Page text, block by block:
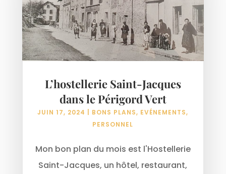
L’hostellerie Saint-Jacques
dans le Périgord Vert
JUIN 17, 2024 BONS PLANS, EVÉNEMENTS,
PERSONNEL
Mon bon plan du mois est l'Hostellerie
Saint-Jacques, un hôtel, restaurant,